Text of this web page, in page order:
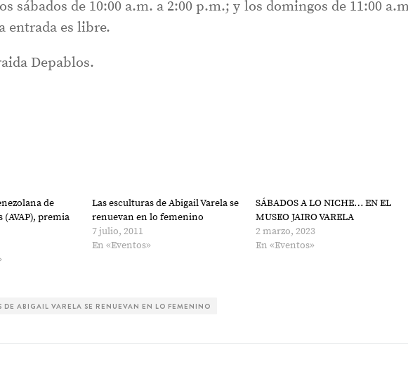
sábados de 10:00 a.m. a 2:00 p.m.; y los domingos de 11:00
entrada es libre.
Depablos.
de
(AVAP), premia
Las esculturas de Abigail Varela se
renuevan en lo femenino
7 julio, 2011
En «Eventos»
SÁBADOS A LO NICHE… EN EL
MUSEO JAIRO VARELA
2 marzo, 2023
En «Eventos»
DE ABIGAIL VARELA SE RENUEVAN EN LO FEMENINO